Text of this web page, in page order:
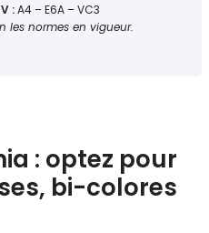
:A4 – E6A – VC3
les normes en vigueur.
: optez pour
bi-colores